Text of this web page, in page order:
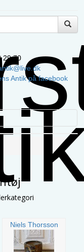
29 70
Antik på facebook
Niels Thorsson